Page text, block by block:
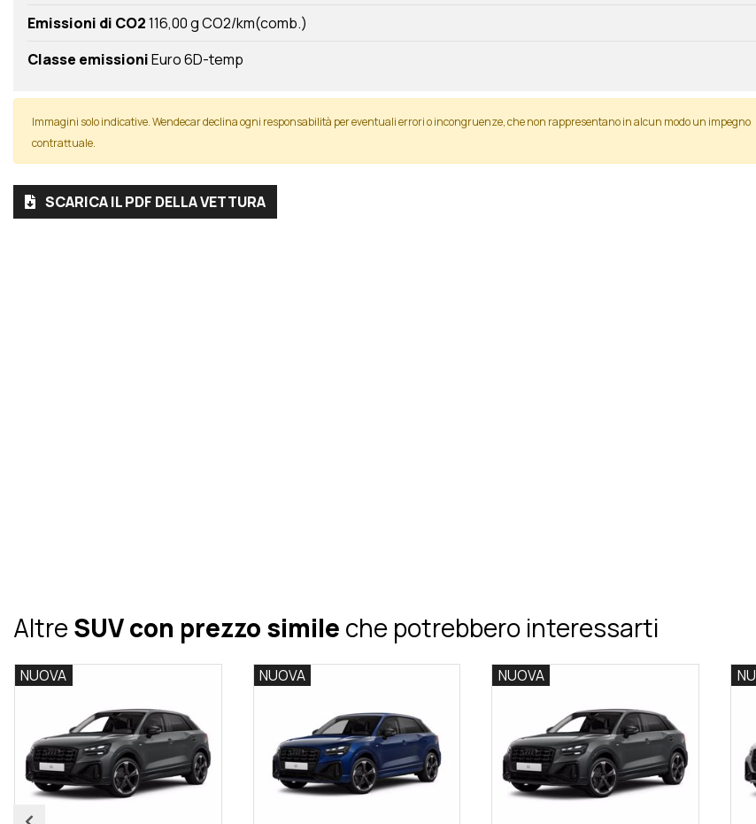
Emissioni di CO2116,00 g CO2/km(comb.)
Classe emissioniEuro 6D-temp
Immagini solo indicative. Wendecar declina ogni responsabilità per eventuali errori o incongruenze, che non rappresentano in alcun modo un impegno
contrattuale.
SCARICA IL PDF DELLA VETTURA
AltreSUV con prezzo simile che potrebbero interessarti